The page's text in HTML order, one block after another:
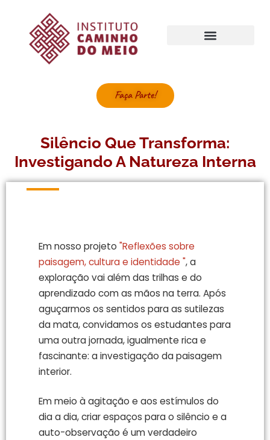
Faça Parte!
Silêncio Que Transforma:
Investigando A Natureza Interna
Em nosso projeto"Reflexões sobre
paisagem, cultura e identidade ", a
exploração vai além das trilhas e do
aprendizado com as mãos na terra. Após
aguçarmos os sentidos para as sutilezas
da mata, convidamos os estudantes para
uma outra jornada, igualmente rica e
fascinante: a investigação da paisagem
interior.
Em meio à agitação e aos estímulos do
dia a dia, criar espaços para o silêncio e a
auto-observação é um verdadeiro